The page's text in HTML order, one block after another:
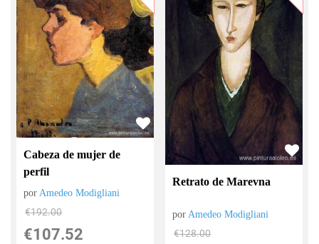
Cabeza de mujer de
perfil
por Amedeo Modigliani
€192.00
€107.52
Retrato de Marevna
porAmedeo Modigliani
€128.00